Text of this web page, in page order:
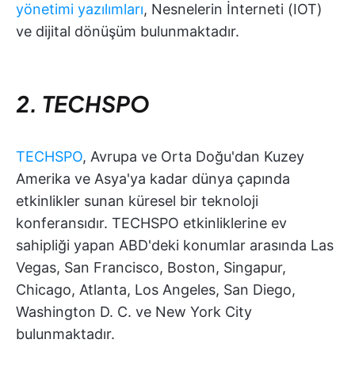
yönetimi yazılımları, Nesnelerin İnterneti (IOT)
ve dijital dönüşüm bulunmaktadır.
2. TECHSPO
TECHSPO, Avrupa ve Orta Doğu'dan Kuzey
Amerika ve Asya'ya kadar dünya çapında
etkinlikler sunan küresel bir teknoloji
konferansıdır. TECHSPO etkinliklerine ev
sahipliği yapan ABD'deki konumlar arasında Las
Vegas, San Francisco, Boston, Singapur,
Chicago, Atlanta, Los Angeles, San Diego,
Washington D. C. ve New York City
bulunmaktadır.